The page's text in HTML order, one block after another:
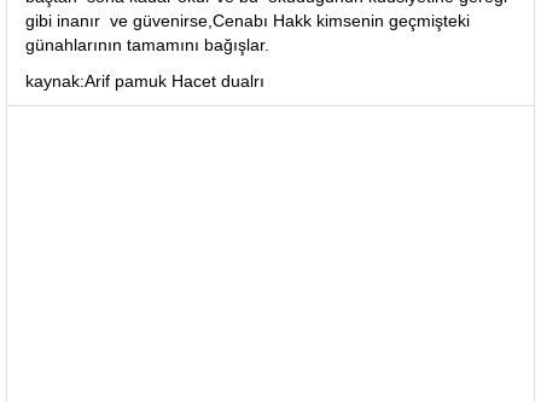
gibi inanır ve güvenirse,Cenabı Hakk kimsenin geçmişteki
günahlarının tamamını bağışlar.
kaynak:Arif pamuk Hacet dualrı